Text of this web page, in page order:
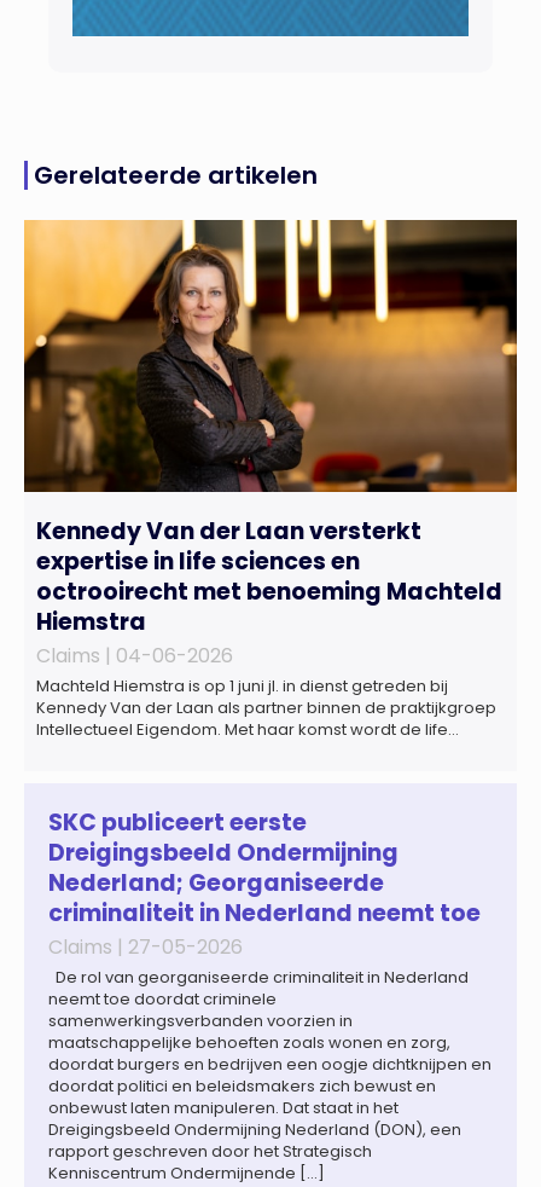
Gerelateerde artikelen
Kennedy Van der Laan versterkt
expertise in life sciences en
octrooirecht met benoeming Machteld
Hiemstra
Claims | 04-06-2026
Machteld Hiemstra is op 1 juni jl. in dienst getreden bij
Kennedy Van der Laan als partner binnen de praktijkgroep
Intellectueel Eigendom. Met haar komst wordt de life
regelgeving relevant voor de life sciences sector en de […]
SKC publiceert eerste
Dreigingsbeeld Ondermijning
Nederland; Georganiseerde
criminaliteit in Nederland neemt toe
Claims | 27-05-2026
De rol van georganiseerde criminaliteit in Nederland
neemt toe doordat criminele
samenwerkingsverbanden voorzien in
maatschappelijke behoeften zoals wonen en zorg,
doordat burgers en bedrijven een oogje dichtknijpen en
doordat politici en beleidsmakers zich bewust en
onbewust laten manipuleren. Dat staat in het
Dreigingsbeeld Ondermijning Nederland (DON), een
rapport geschreven door het Strategisch
Kenniscentrum Ondermijnende […]